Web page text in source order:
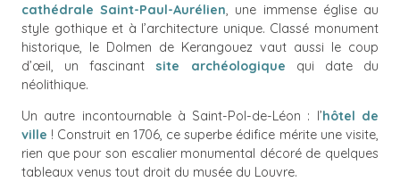
cathédrale Saint-Paul-Aurélien, une immense église au
style gothique et à l’architecture unique. Classé monument
historique, le Dolmen de Kerangouez vaut aussi le coup
d’œil, un fascinant site archéologique qui date du
néolithique.
Un autre incontournable à Saint-Pol-de-Léon : l’hôtel de
ville ! Construit en 1706, ce superbe édifice mérite une visite,
rien que pour son escalier monumental décoré de quelques
tableaux venus tout droit du musée du Louvre.